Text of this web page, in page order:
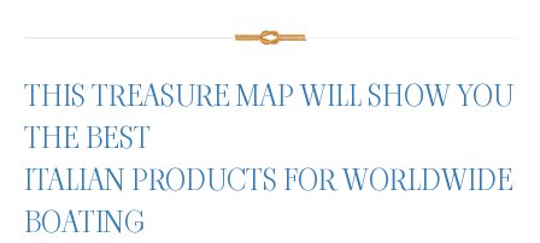
THIS TREASURE MAP WILL SHOW YOU
THE BEST
ITALIAN PRODUCTS FOR WORLDWIDE
BOATING